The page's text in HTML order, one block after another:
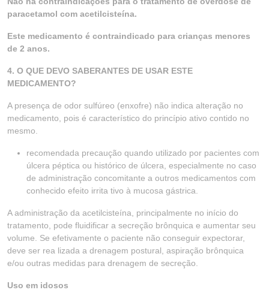
paracetamol com acetilcisteína.
Este medicamento é contraindicado para crianças menores
de 2 anos.
4. O QUE DEVO SABERANTES DE USAR ESTE
MEDICAMENTO?
A presença de odor sulfúreo (enxofre) não indica alteração no
medicamento, pois é característico do princípio ativo contido no
mesmo.
recomendada precaução quando utilizado por pacientes com
úlcera péptica ou histórico de úlcera, especialmente no caso
de administração concomitante a outros medicamentos com
conhecido efeito irrita tivo à mucosa gástrica.
A administração da acetilcisteína, principalmente no início do
tratamento, pode fluidificar a secreção brônquica e aumentar seu
volume. Se efetivamente o paciente não conseguir expectorar,
deve ser rea lizada a drenagem postural, aspiração brônquica
e/ou outras medidas para drenagem de secreção.
Uso em idosos